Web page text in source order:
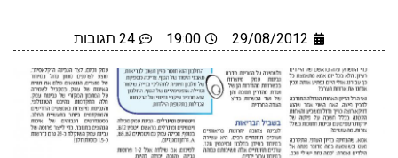
29/08/2012
19:00 24 תגובות